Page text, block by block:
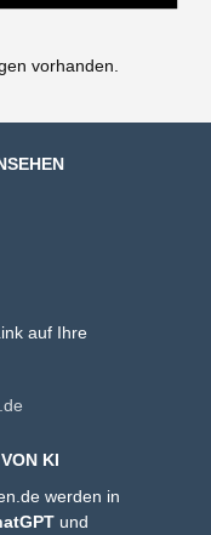
vorhanden.
auf Ihre
KI
werden in
und